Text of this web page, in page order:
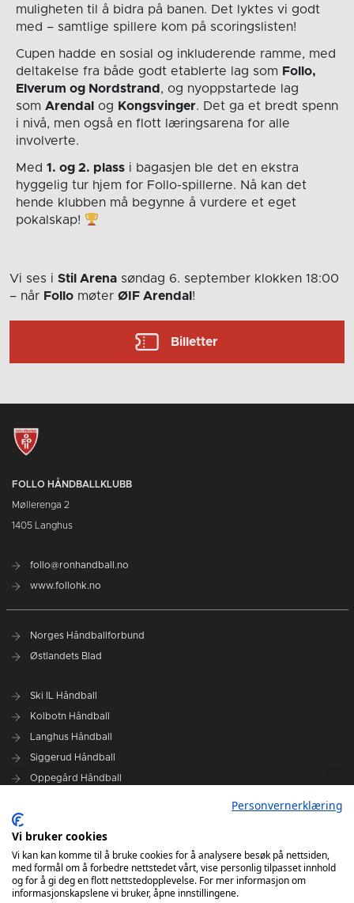
muligheten til å bidra på banen. Det lyktes vi godt
med – samtlige spillere kom på scoringslisten!
Cupen hadde en sosial og inkluderende ramme, med
deltakelse fra både godt etablerte lag som Follo,
Elverum og Nordstrand , og nyoppstartede lag
som Arendal og Kongsvinger. Det ga et bredt spenn
i nivå, men også en flott læringsarena for alle
involverte.
Med 1. og 2. plassi bagasjen ble det en ekstra
hyggelig tur hjem for Follo-spillerne. Nå kan det
hende klubben må begynne å vurdere et eget
pokalskap!
Vi ses i Stil Arena søndag 6. september klokken 18:00
– når Follo møter ØIF Arendal !
Billetter
FOLLO HÅNDBALLKLUBB
Møllerenga 2
1405 Langhus
follo@ronhandball.no
www.follohk.no
Norges Håndballforbund
Østlandets Blad
Ski IL Håndball
Kolbotn Håndball
Langhus Håndball
Siggerud Håndball
Oppegård Håndball
Grafisk design Follo HK - Tor Solstad
Follo Media - Tor Solstad - Geir Thomas Fossum - Erik Manshaus-
Hanne Roald
Personvernerklæring
Vi bruker cookies
Vi kan kan komme til å bruke cookies for å analysere besøk på nettsiden,
med formål om å forbedre nettstedet vårt, vise personlig tilpasset innhold
og for å gi deg en flott nettstedopplevelse. For mer informasjon om
informasjonskapslene vi bruker, åpne innstillingene.